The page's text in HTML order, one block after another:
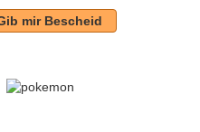
mir Bescheid